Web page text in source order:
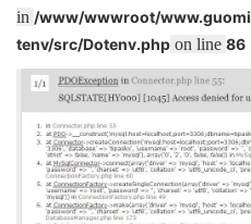
in /www/wwwroot/
tenv/src/Dotenv.php on line 86